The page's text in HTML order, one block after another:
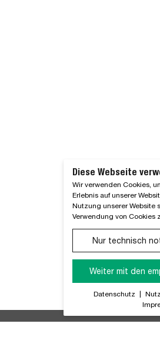
Diese Webseite
Wir verwenden Cookies,
Erlebnis auf unserer
Nutzung unserer Website
Verwendung von Cookies
Nur technisch
Weiter mit den
Datenschutz |